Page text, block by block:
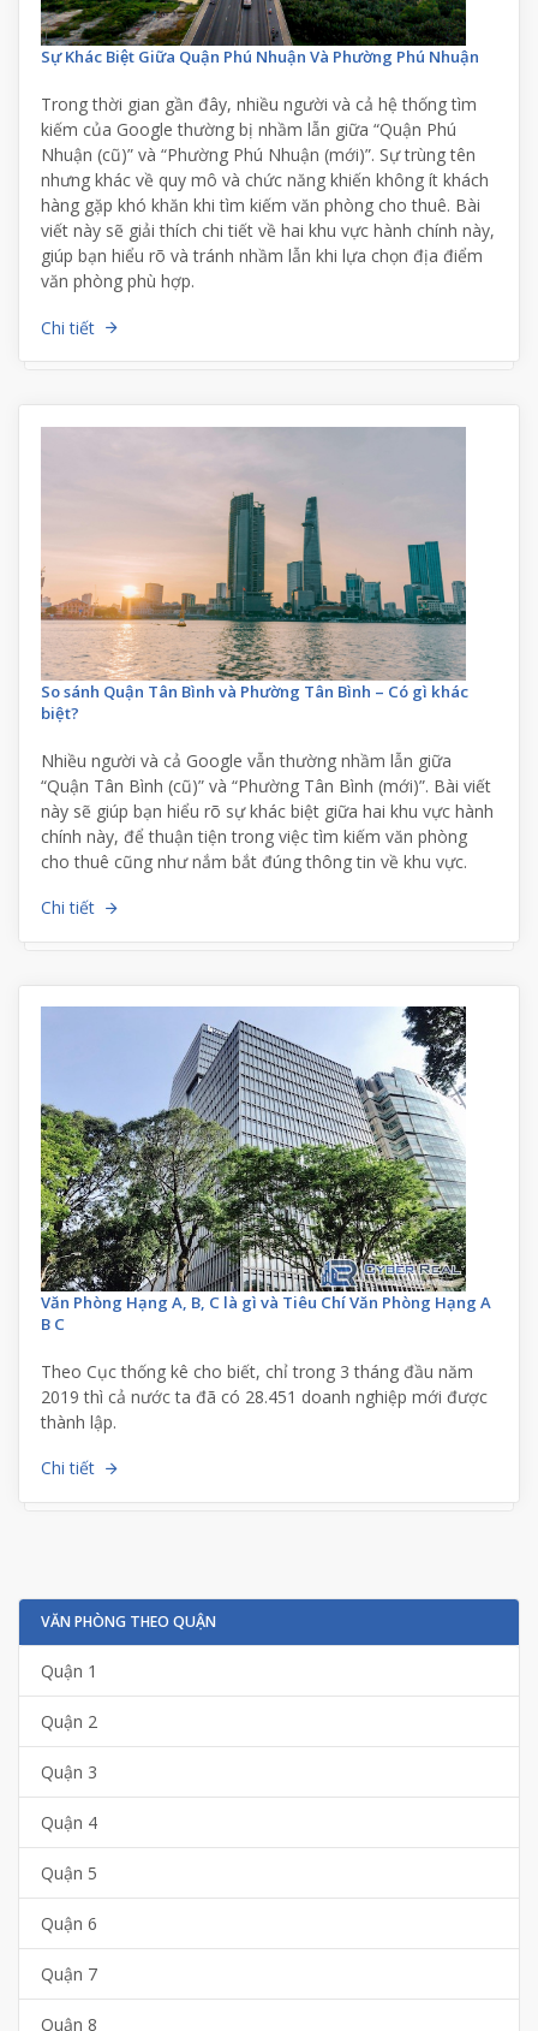
Sự Khác Biệt Giữa Quận Phú Nhuận Và Phường Phú Nhuận
Trong thời gian gần đây, nhiều người và cả hệ thống tìm
kiếm của Google thường bị nhầm lẫn giữa “Quận Phú
Nhuận (cũ)” và “Phường Phú Nhuận (mới)”. Sự trùng tên
nhưng khác về quy mô và chức năng khiến không ít khách
hàng gặp khó khăn khi tìm kiếm văn phòng cho thuê. Bài
viết này sẽ giải thích chi tiết về hai khu vực hành chính này,
giúp bạn hiểu rõ và tránh nhầm lẫn khi lựa chọn địa điểm
văn phòng phù hợp.
Chi tiết
So sánh Quận Tân Bình và Phường Tân Bình – Có gì khác
biệt?
Nhiều người và cả Google vẫn thường nhầm lẫn giữa
“Quận Tân Bình (cũ)” và “Phường Tân Bình (mới)”. Bài viết
này sẽ giúp bạn hiểu rõ sự khác biệt giữa hai khu vực hành
chính này, để thuận tiện trong việc tìm kiếm văn phòng
cho thuê cũng như nắm bắt đúng thông tin về khu vực.
Chi tiết
Văn Phòng Hạng A, B, C là gì và Tiêu Chí Văn Phòng Hạng A
B C
Theo Cục thống kê cho biết, chỉ trong 3 tháng đầu năm
2019 thì cả nước ta đã có 28.451 doanh nghiệp mới được
thành lập.
Chi tiết
VĂN PHÒNG THEO QUẬN
Quận 1
Quận 2
Quận 3
Quận 4
Quận 5
Quận 6
Quận 7
Quận 8